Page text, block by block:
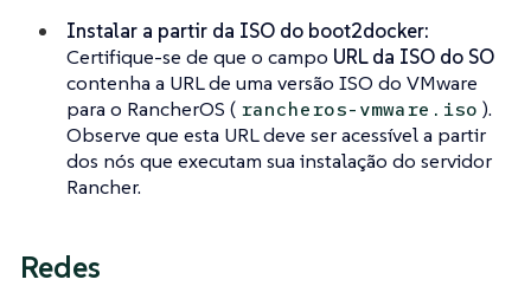
Instalar a partir da ISO do boot2docker:
Certifique-se de que o campo URL da ISO do SO
contenha a URL de uma versão ISO do VMware
para o RancherOS ( rancheros-vmware.iso ).
Observe que esta URL deve ser acessível a partir
dos nós que executam sua instalação do servidor
Rancher.
Redes